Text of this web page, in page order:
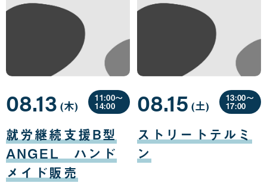
就労継続支援B型
ANGEL ハンド
メイド販売
08.13
月
13
日
(木曜
日
)
11:00〜
14:00
ストリートテルミ
ン
08.15
月
15
日
(土曜
日
)
13:00〜
17:00